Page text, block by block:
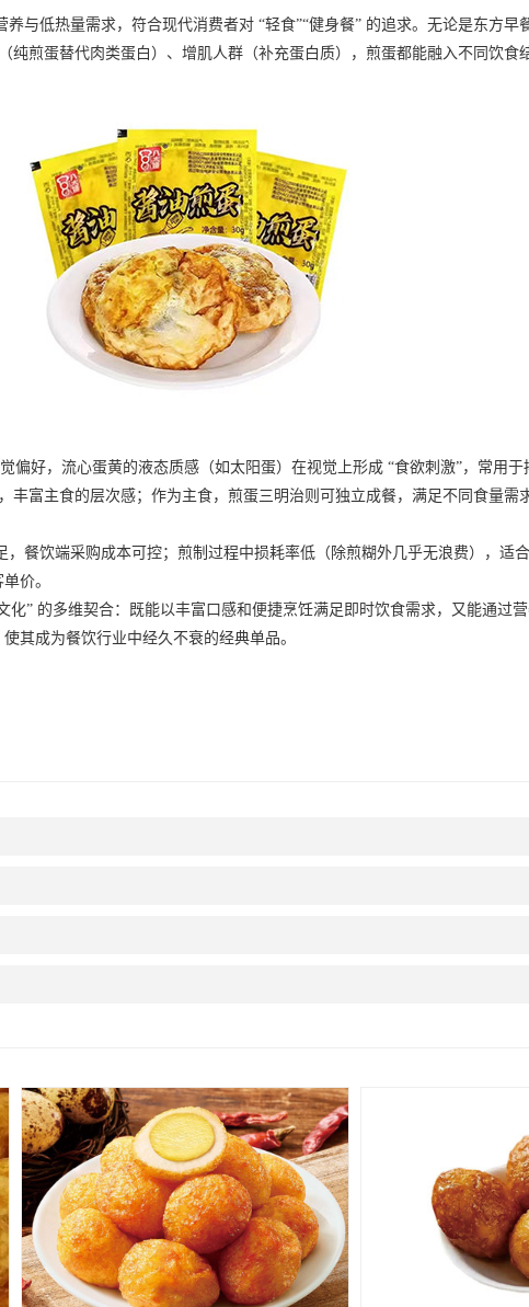
低热量需求，符合现代消费者对 “轻食”“健身餐” 的追求。无论是东方早
纯煎蛋替代肉类蛋白）、增肌人群（补充蛋白质），煎蛋都能融入不同饮食
好，流心蛋黄的液态质感（如太阳蛋）在视觉上形成 “食欲刺激”，常用于
富主食的层次感；作为主食，煎蛋三明治则可独立成餐，满足不同食量需求
餐饮端采购成本可控；煎制过程中损耗率低（除煎糊外几乎无浪费），适
价。
” 的多维契合：既能以丰富口感和便捷烹饪满足即时饮食需求，又能通过
其成为餐饮行业中经久不衰的经典单品。